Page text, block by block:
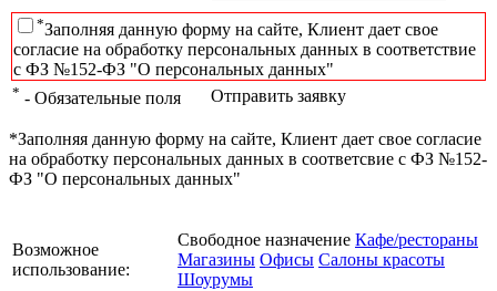
*Заполняя данную форму на сайте, Клиент дает свое
согласие на обработку персональных данных в соответствие
с ФЗ №152-ФЗ "О персональных данных"
* - Обязательные поля Отправить заявку
*Заполняя данную форму на сайте, Клиент дает свое согласие
на обработку персональных данных в соответсвие с ФЗ №152-
ФЗ "О персональных данных"
Возможное
использование:
Свободное назначение Кафе/рестораны
Магазины Офисы Салоны красоты
Шоурумы